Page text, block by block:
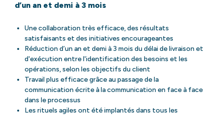
d’un an et demi à 3 mois
Une collaboration très efficace, des résultats
satisfaisants et des initiatives encourageantes
Réduction d’un an et demi à 3 mois du délai de livraison et
d'exécution entre l'identification des besoins et les
opérations, selon les objectifs du client
Travail plus efficace grâce au passage de la
communication écrite à la communication en face à face
dans le processus
Les rituels agiles ont été implantés dans tous les